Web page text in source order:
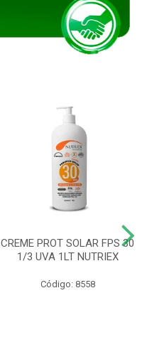
CREME PROT SOLAR FPS 30
1/3 UVA 1LT NUTRIEX
Código: 8558